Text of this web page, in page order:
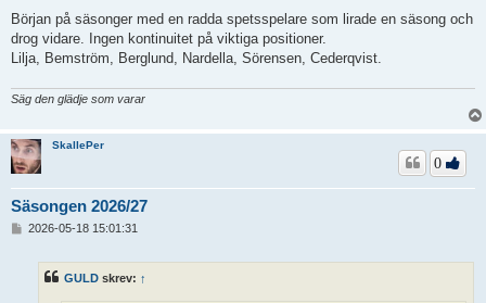
Början på säsonger med en radda spetsspelare som lirade en säsong och
drog vidare. Ingen kontinuitet på viktiga positioner.
Lilja, Bemström, Berglund, Nardella, Sörensen, Cederqvist.
Säg den glädje som varar
SkallePer
Säsongen 2026/27
0
2026-05-18 15:01:31
GULD skrev: ↑